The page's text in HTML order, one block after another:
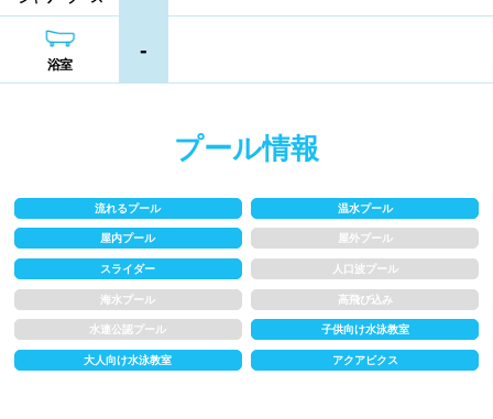
浴室
-
プール情報
流れるプール 温水プール
屋内プール 屋外プール
スライダー 人口波プール
海水プール 高飛び込み
水連公認プール 子供向け水泳教室
大人向け水泳教室 アクアビクス
ロケーション
水深
1m未満 1~1.5m